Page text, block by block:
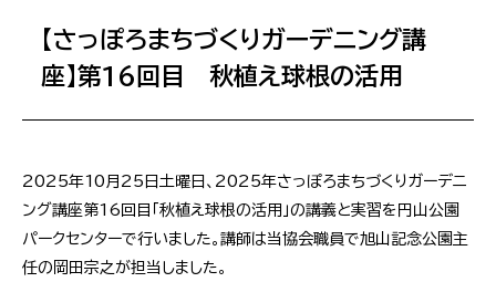
【さっぽろまちづくりガーデニング講
座】第16回目 秋植え球根の活用
2025年10月25日土曜日、2025年さっぽろまちづくりガーデニ
ング講座第16回目「秋植え球根の活用」の講義と実習を円山公園
パークセンターで行いました。講師は当協会職員で旭山記念公園主
任の岡田宗之が担当しました。